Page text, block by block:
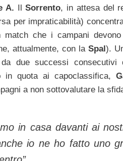
A. IlSorrento, in attesa del
per impraticabilità)
match che i campani
attualmente, con la Spal).
due successi consecutivi
in quota ai capoclassifica,
a non sottovalutare la
in casa davanti ai
io ne ho fatto uno